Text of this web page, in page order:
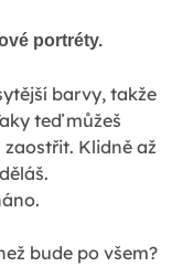
portréty.
barvy, takže
teď můžeš
Klidně až
bude po všem?